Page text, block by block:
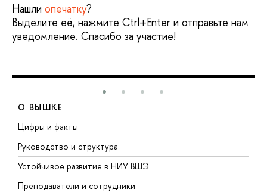
Нашли опечатку?
Выделите её, нажмите Ctrl+Enter и отправьте нам
уведомление. Спасибо за участие!
О ВЫШКЕ
Цифры и факты
Руководство и структура
Устойчивое развитие в НИУ ВШЭ
Преподаватели и сотрудники